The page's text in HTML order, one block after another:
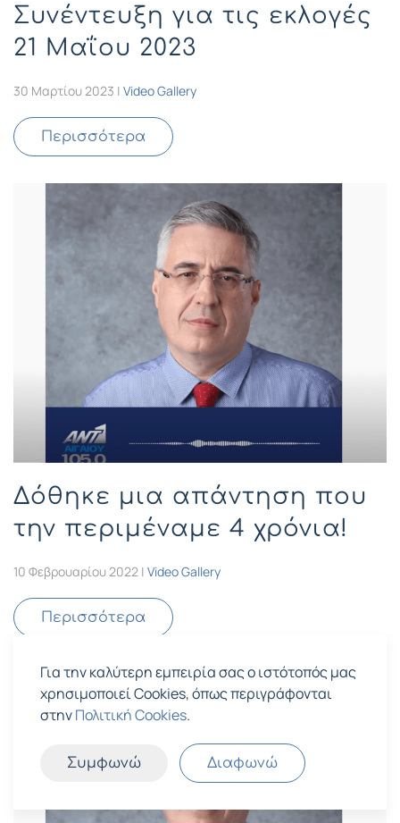
Συνέντευξη για τις εκλογές
21 Μαΐου 2023
30 Μαρτίου 2023 | Video Gallery
Περισσότερα
Δόθηκε μια απάντηση που
την περιμέναμε 4 χρόνια!
10 Φεβρουαρίου 2022 | Video Gallery
Περισσότερα
Για την καλύτερη εμπειρία σας ο ιστότοπός μας
χρησιμοποιεί Cookies, όπως περιγράφονται
στηνΠολιτική Cookies.
Συμφωνώ Διαφωνώ